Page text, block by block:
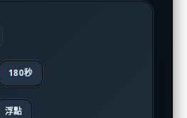
180秒
浮點